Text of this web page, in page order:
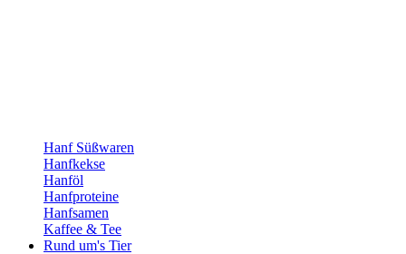
Hanf Süßwaren
Hanfkekse
Hanföl
Hanfproteine
Hanfsamen
Kaffee & Tee
Rund um's Tier